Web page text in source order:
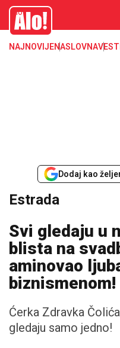
Estrada, poznati, VIP
Alo
NAJNOVIJENASLOVNAVESTI
Dodaj kao
Estrada
Svi gledaju u
blista na
aminovao
biznismenom!
Ćerka Zdravka
gledaju samo jedno!